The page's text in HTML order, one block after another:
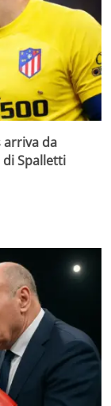
arriva da
di Spalletti